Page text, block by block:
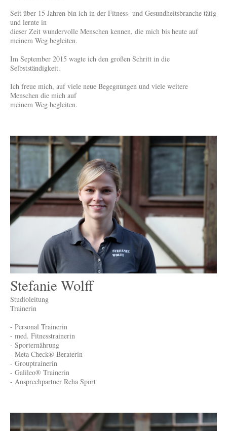
Seit über 15 Jahren bin ich in der Fitness- und Gesundheitsbranche tätig
und lernte in
dieser Zeit wundervolle Menschen kennen, die mich bis heute auf
meinem Weg begleiten.
Im September 2015 wagte ich den großen Schritt in die
Selbstständigkeit.
Ich freue mich, auf viele neue Begegnungen und viele weitere
Menschen die mich auf
meinem Weg begleiten.
Stefanie Wolff
Studioleitung
Trainerin
- Personal Trainerin
- med. Fitnesstrainerin
- Sporternährung
- Meta Check® Beraterin
- Grouptrainerin
- Galileo® Trainerin
- Ansprechpartner Reha Sport